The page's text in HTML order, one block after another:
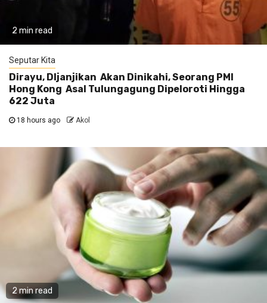
2 min read
Seputar Kita
Dirayu, DIjanjikan Akan Dinikahi, Seorang PMI
Hong Kong Asal Tulungagung Dipeloroti Hingga
622 Juta
18 hours ago Akol
2 min read